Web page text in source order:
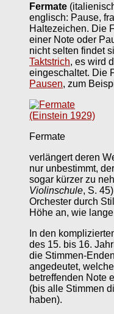
Fermate
englisch: Pause,
Haltezeichen. Die
einer Note oder
nicht selten findet
Taktstrich, es wird
eingeschaltet. Die
Pausen, zum
Fermate
verlängert deren
nur unbestimmt,
sogar kürzer zu
Violinschule, S.
Orchester durch
Höhe an, wie
In den
des 15. bis 16.
die Stimmen-
angedeutet,
betreffenden Note
(bis alle Stimmen
haben).